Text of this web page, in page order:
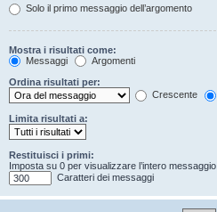
Solo il primo messaggio dell’argomento
Mostra i risultati come:
Messaggi
Argomenti
Ordina risultati per:
Crescente
Limita risultati a:
Restituisci i primi:
Imposta su 0 per visualizzare l’intero messaggio.
Caratteri dei messaggi